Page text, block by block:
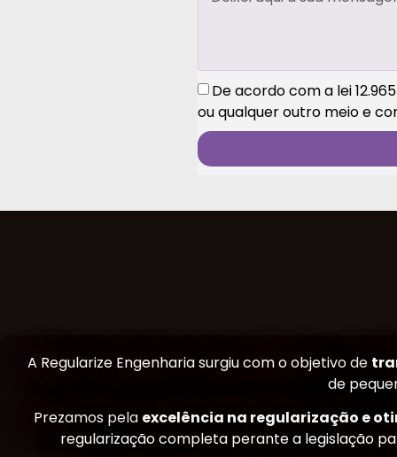
De acordo com a lei
ou qualquer outro meio e
A Regularize Engenharia surgiu com o objetivo de
de
Prezamos pela excelência na regularização e
regularização completa perante a legislação